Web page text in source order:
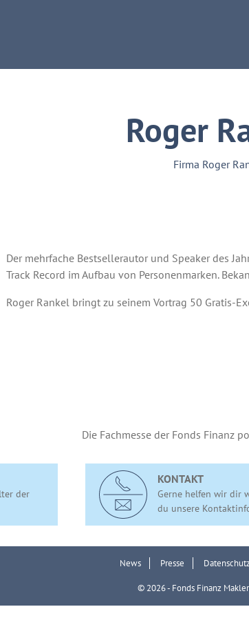
Roger
Firma Roger
Der mehrfache Bestsellerautor und Speaker des
Track Record im Aufbau von Personenmarken.
Roger Rankel bringt zu seinem Vortrag 50 Gratis-
Die Fachmesse der Fonds Finanz
der
KONTAKT
Gerne helfen wir dir
du unsere
News Presse
© 2026 - Fonds Finanz